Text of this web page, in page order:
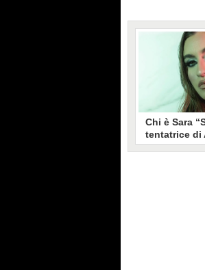
Chi è Sara
tentatrice di
Petraroli a